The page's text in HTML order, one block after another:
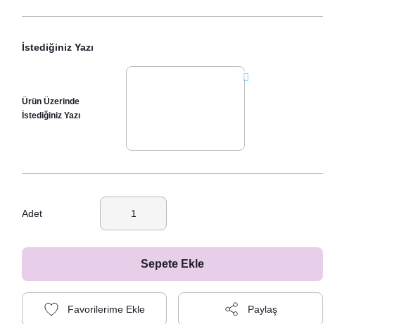
İstediğiniz Yazı
Ürün Üzerinde
İstediğiniz Yazı
Adet
Sepete Ekle
Paylaş